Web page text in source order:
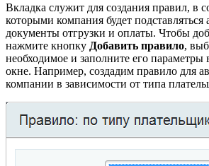
Вкладка служит для создания правил, в
которыми компания будет подставляться
документы отгрузки и оплаты. Чтобы
нажмите кнопку Добавить правило,
необходимое и заполните его
окне. Например, создадим правило для
компании в зависимости от типа